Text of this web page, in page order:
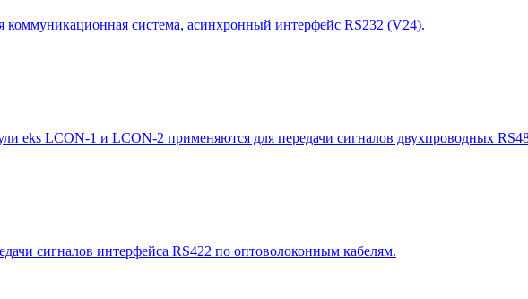
коммуникационная система, асинхронный интерфейс RS232 (V24).
eks LCON-1 и LCON-2 применяются для передачи сигналов двухпроводных
сигналов интерфейса RS422 по оптоволоконным кабелям.